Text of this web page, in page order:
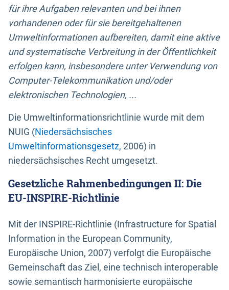
für ihre Aufgaben relevanten und bei ihnen
vorhandenen oder für sie bereitgehaltenen
Umweltinformationen aufbereiten, damit eine aktive
und systematische Verbreitung in der Öffentlichkeit
erfolgen kann, insbesondere unter Verwendung von
Computer-Telekommunikation und/oder
elektronischen Technologien, ...
Die Umweltinformationsrichtlinie wurde mit dem
NUIG (Niedersächsisches
Umweltinformationsgesetz, 2006) in
niedersächsisches Recht umgesetzt.
Gesetzliche Rahmenbedingungen II: Die
EU-INSPIRE-Richtlinie
Mit der INSPIRE-Richtlinie (Infrastructure for Spatial
Information in the European Community,
Europäische Union, 2007) verfolgt die Europäische
Gemeinschaft das Ziel, eine technisch interoperable
sowie semantisch harmonisierte europäische